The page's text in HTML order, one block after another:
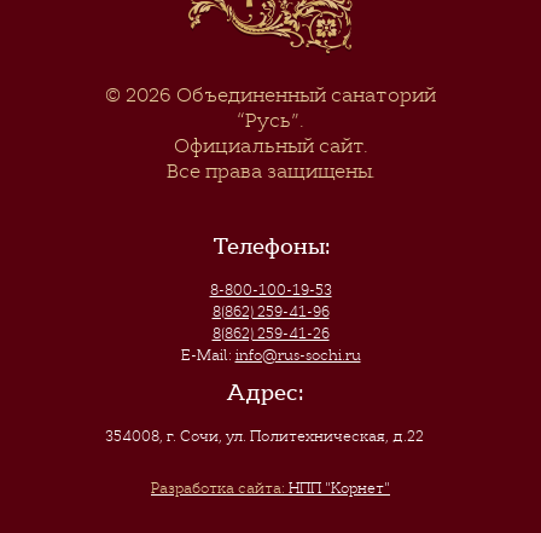
© 2026 Объединенный санаторий
“Русь”.
Официальный сайт.
Все права защищены.
Телефоны:
8-800-100-19-53
8(862) 259-41-96
8(862) 259-41-26
E-Mail: info@rus-sochi.ru
Адрес:
354008, г. Сочи,ул. Политехническая, д.22
Разработка сайта: НПП "Корнет"